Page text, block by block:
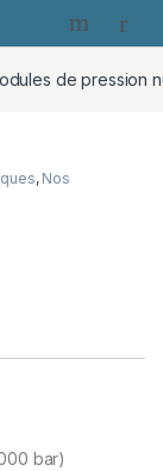
de pression
, Nos
bar)